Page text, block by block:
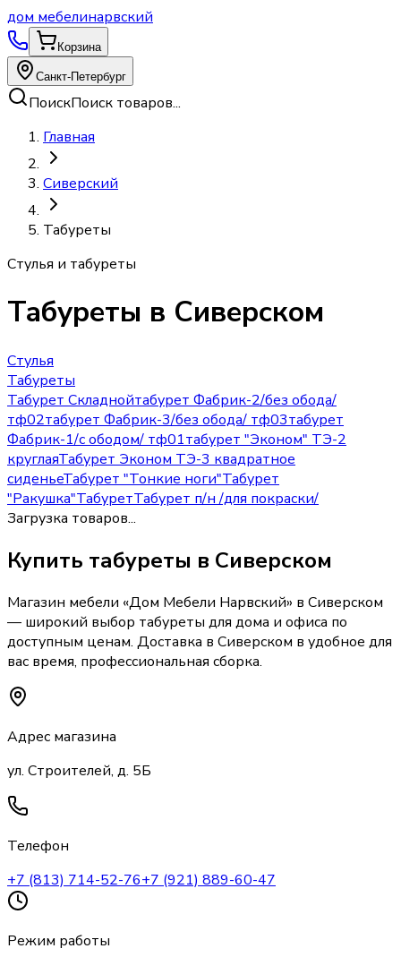
дом мебелинарвский
Корзина
Санкт-Петербург
ПоискПоиск товаров...
Главная
Сиверский
Табуреты
Стулья и табуреты
Табуреты в Сиверском
Стулья
Табуреты
Табурет Складнойтабурет Фабрик-2/без обода/
тф02табурет Фабрик-3/без обода/ тф03табурет
Фабрик-1/с ободом/ тф01табурет "Эконом" ТЭ-2
круглаяТабурет Эконом ТЭ-3 квадратное
сиденьеТабурет "Тонкие ноги"Табурет
"Ракушка"ТабуретТабурет п/н /для покраски/
Загрузка товаров...
Купить табуреты в Сиверском
Магазин мебели «Дом Мебели Нарвский» в Сиверском
— широкий выбор табуреты для дома и офиса по
доступным ценам. Доставка в Сиверском в удобное для
вас время, профессиональная сборка.
Адрес магазина
ул. Строителей, д. 5Б
Телефон
+7 (813) 714-52-76+7 (921) 889-60-47
Режим работы